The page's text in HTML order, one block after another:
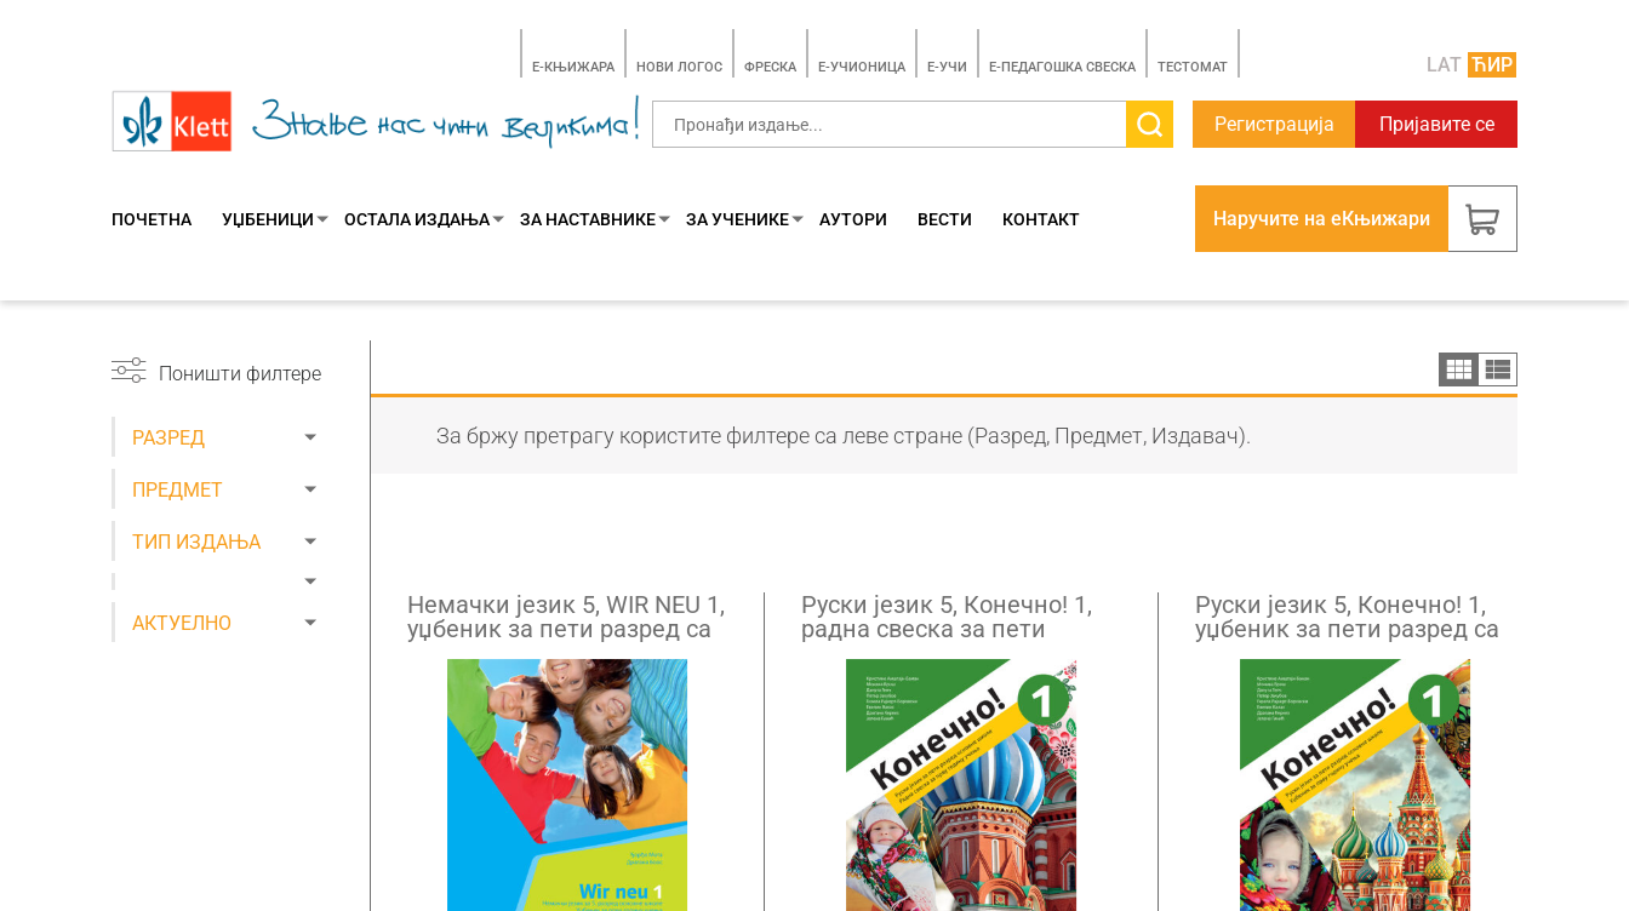
E-КЊИЖАРА НОВИ ЛОГОС ФРЕСКА E-УЧИОНИЦА E-УЧИ Е-ПЕДАГОШКА СВЕСКА TЕСТОМАТ LAT ЋИР
Регистрација Пријавите се
ПОЧЕТНА УЏБЕНИЦИ ОСТАЛА ИЗДАЊА ЗА НАСТАВНИКЕ ЗА УЧЕНИКЕ АУТОРИ ВЕСТИ КОНТАКТ Наручите на еКњижари
Поништи филтере
РАЗРЕД
ПРЕДМЕТ
ТИП ИЗДАЊА
АКТУЕЛНО
За бржу претрагу користите филтере са леве стране (Разред, Предмет, Издавач).
Немачки језик 5, WIR NEU 1,
уџбеник за пети разред са
QR кодом
Руски језик 5, Конечно! 1,
радна свеска зa пети
разред са QR кодом
Руски језик 5, Конечно! 1,
уџбеник за пети разред са
QR кодом